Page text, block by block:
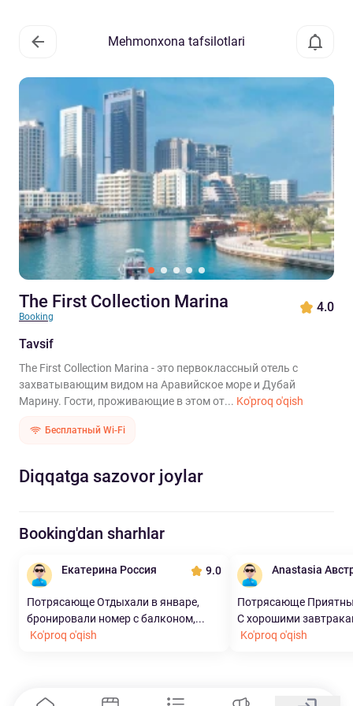
Mehmonxona tafsilotlari
The First Collection Marina
Booking
4.0
Tavsif
The First Collection Marina - это первоклассный отель с
захватывающим видом на Аравийское море и Дубай
Марину. Гости, проживающие в этом от... Ko'proq o'qish
Бесплатный Wi-Fi
Diqqatga sazovor joylar
Booking'dan sharhlar
Екатерина Россия 9.0
Потрясающе Отдыхали в январе,
бронировали номер с балконом,...
Ko'proq o'qish
Anastasia
Потрясающе
С хорошими
Ko'proq o'qish